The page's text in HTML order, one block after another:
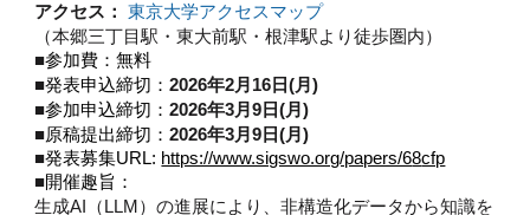
アクセス：
東京大学アクセスマップ
（本郷三丁目駅・東大前駅・根津駅より徒歩圏内）
■参加費：無料
■発表申込締切：2026年2月16日(月)
■参加申込締切：2026年3月9 日(月)
■原稿提出締切：2026年3月9日(月)
■発表募集URL: https://www.sigswo.org/papers/68cfp
■開催趣旨：
生成AI（LLM）の進展により、非構造化データから知識を